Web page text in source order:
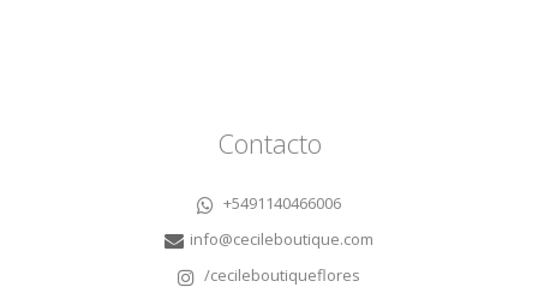
Contacto
+5491140466006
info@cecileboutique.com
/cecileboutiqueflores